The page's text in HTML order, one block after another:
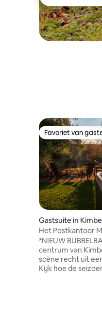
Favoriet van
Favoriet van
Gastsuite in
Het Postkantoor
van Kimberley
*NIEUW
centrum van
scène recht uit
Kijk hoe de